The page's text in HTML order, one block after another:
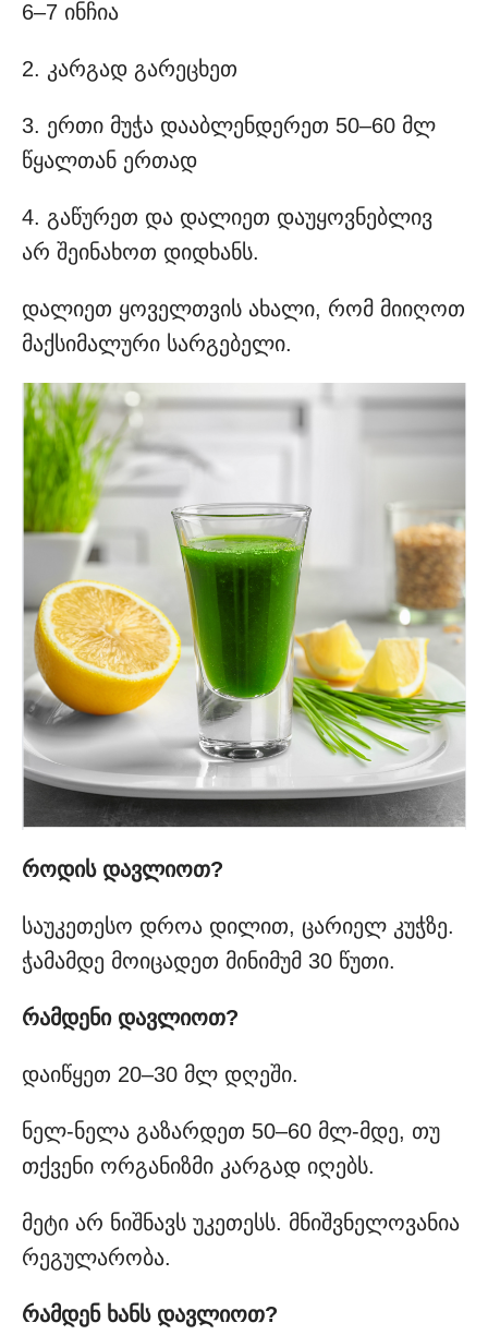
6–7 ინჩია
2. კარგად გარეცხეთ
3. ერთი მუჭა დააბლენდერეთ 50–60 მლ
წყალთან ერთად
4. გაწურეთ და დალიეთ დაუყოვნებლივ
არ შეინახოთ დიდხანს.
დალიეთ ყოველთვის ახალი, რომ მიიღოთ
მაქსიმალური სარგებელი.
როდის დავლიოთ?
საუკეთესო დროა დილით, ცარიელ კუჭზე.
ჭამამდე მოიცადეთ მინიმუმ 30 წუთი.
რამდენი დავლიოთ?
დაიწყეთ 20–30 მლ დღეში.
ნელ-ნელა გაზარდეთ 50–60 მლ-მდე, თუ
თქვენი ორგანიზმი კარგად იღებს.
მეტი არ ნიშნავს უკეთესს. მნიშვნელოვანია
რეგულარობა.
რამდენ ხანს დავლიოთ?